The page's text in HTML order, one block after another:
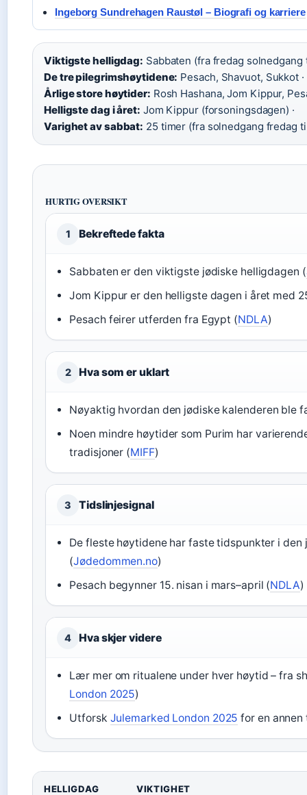
Ingeborg Sundrehagen Raustøl – Biografi og karriere
Viktigste helligdag: Sabbaten (fra fredag solnedgang
De tre pilegrimshøytidene: Pesach, Shavuot, Sukkot ·
Årlige store høytider: Rosh Hashana, Jom Kippur,
Helligste dag i året: Jom Kippur (forsoningsdagen) ·
Varighet av sabbat: 25 timer (fra solnedgang fredag
HURTIG OVERSIKT
1 Bekreftede fakta
Sabbaten er den viktigste jødiske helligdagen (
Jom Kippur er den helligste dagen i året med
Pesach feirer utferden fra Egypt (NDLA)
2 Hva som er uklart
Nøyaktig hvordan den jødiske kalenderen ble
Noen mindre høytider som Purim har
tradisjoner (MIFF)
3 Tidslinjesignal
De fleste høytidene har faste tidspunkter i
(Jødedommen.no)
Pesach begynner 15. nisan i mars–april (NDLA)
4 Hva skjer videre
Lær mer om ritualene under hver høytid – fra
London 2025)
Utforsk Julemarked London 2025 for en
HELLIGDAG VIKTIGHET